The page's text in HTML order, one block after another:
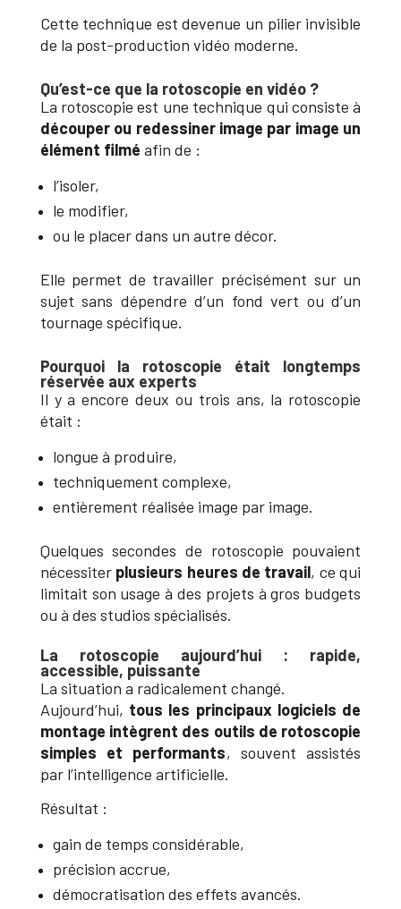
Cette technique est devenue un pilier invisible
de la post-production vidéo moderne.
Qu’est-ce que la rotoscopie en vidéo ?
La rotoscopie est une technique qui consiste à
découper ou redessiner image par image un
élément filmé afin de :
l’isoler,
le modifier,
ou le placer dans un autre décor.
Elle permet de travailler précisément sur un
sujet sans dépendre d’un fond vert ou d’un
tournage spécifique.
Pourquoi la rotoscopie était longtemps
réservée aux experts
Il y a encore deux ou trois ans, la rotoscopie
était :
longue à produire,
techniquement complexe,
entièrement réalisée image par image.
Quelques secondes de rotoscopie pouvaient
nécessiter plusieurs heures de travail, ce qui
limitait son usage à des projets à gros budgets
ou à des studios spécialisés.
La rotoscopie aujourd’hui : rapide,
accessible, puissante
La situation a radicalement changé.
Aujourd’hui, tous les principaux logiciels de
montage intègrent des outils de rotoscopie
simples et performants, souvent assistés
par l’intelligence artificielle.
Résultat :
gain de temps considérable,
précision accrue,
démocratisation des effets avancés.